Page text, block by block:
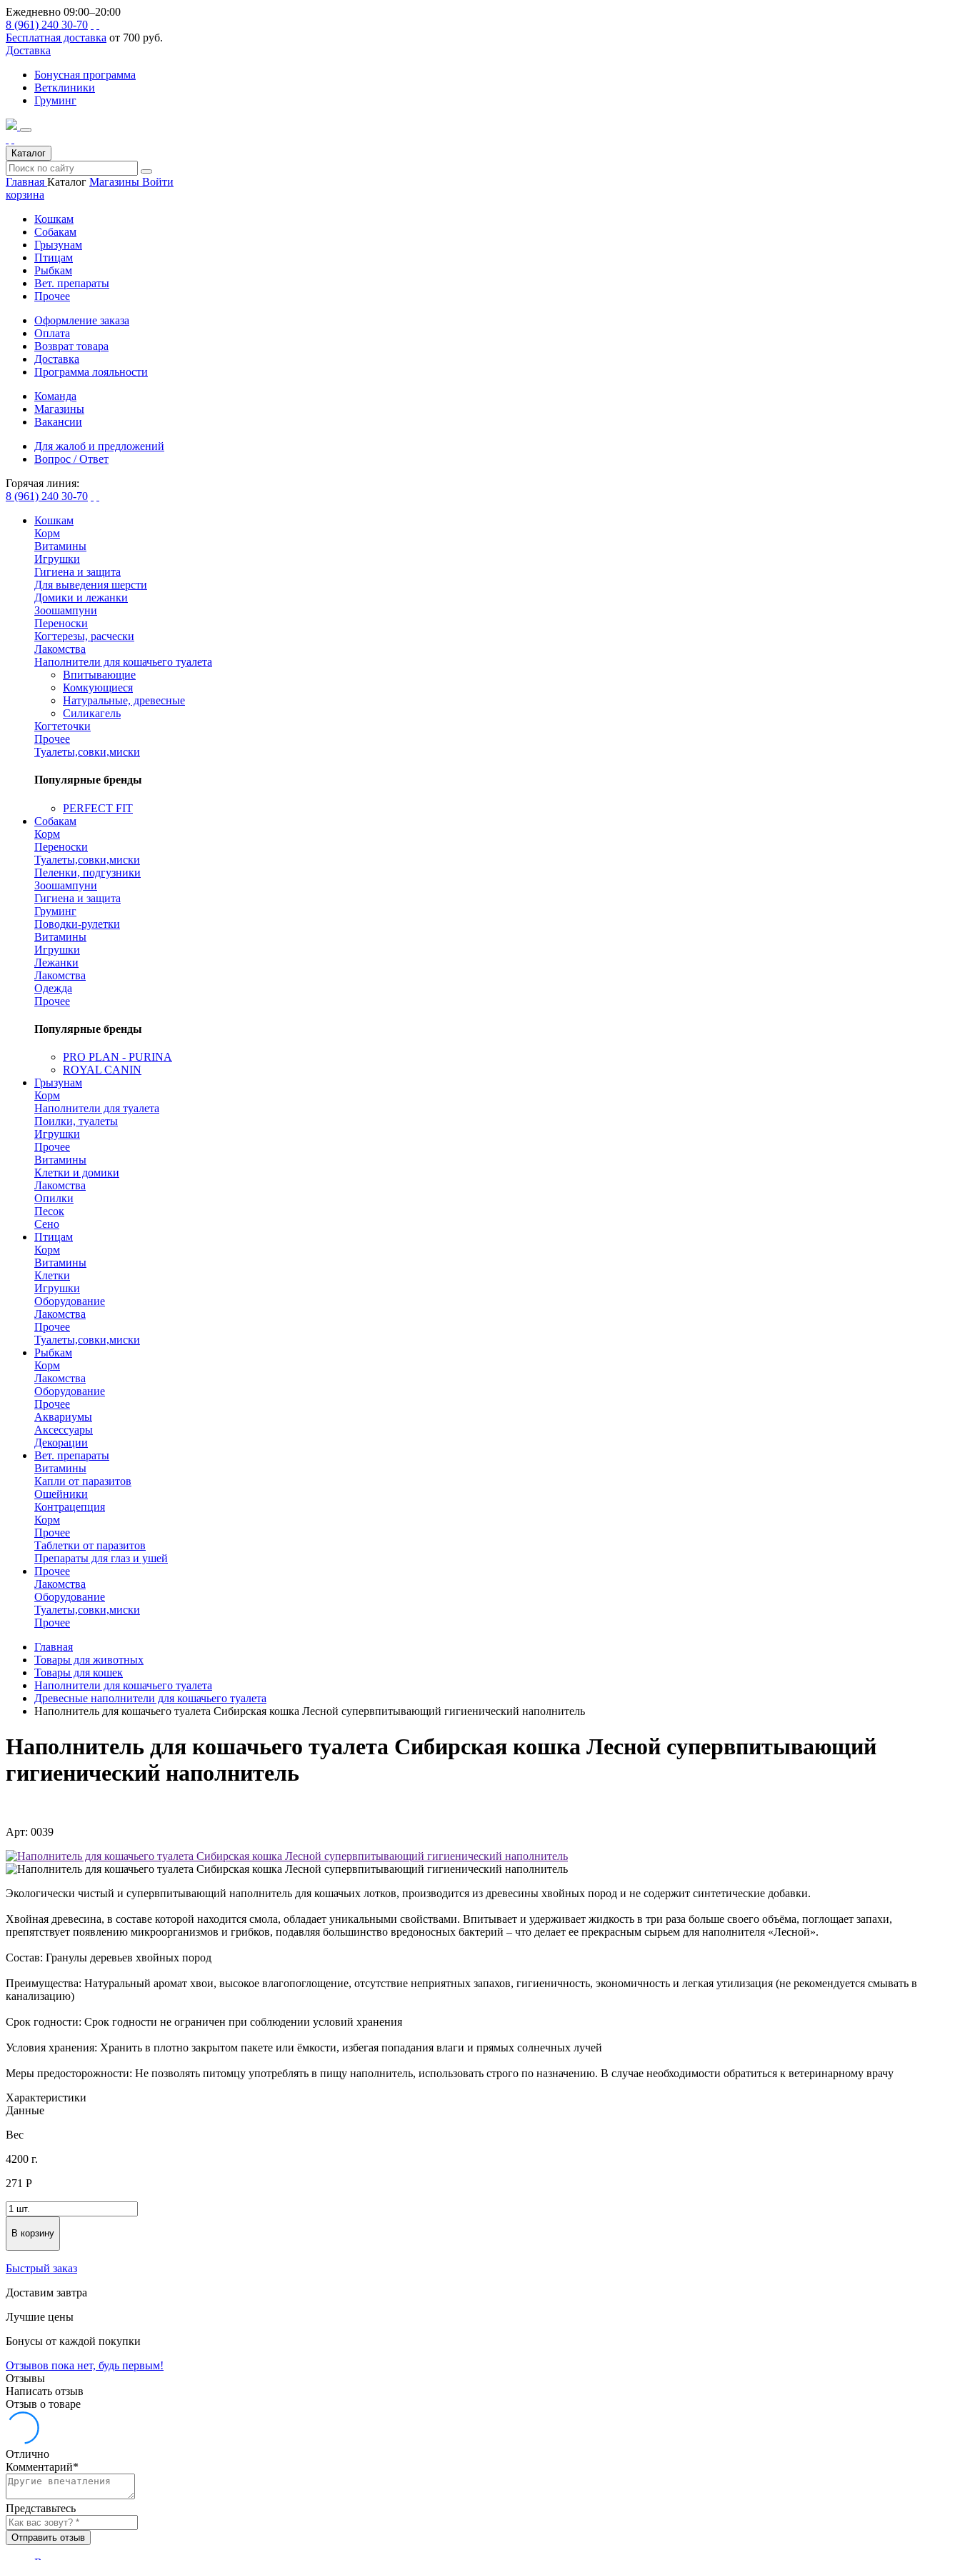
Ежедневно 09:00–20:00
8 (961) 240 30-70
Бесплатная доставка от 700 руб.
Доставка
Бонусная программа
Ветклиники
Груминг
Каталог
Главная Каталог Магазины Войти
корзина
Кошкам
Собакам
Грызунам
Птицам
Рыбкам
Вет. препараты
Прочее
Оформление заказа
Оплата
Возврат товара
Доставка
Программа лояльности
Команда
Магазины
Вакансии
Для жалоб и предложений
Вопрос / Ответ
Горячая линия:
8 (961) 240 30-70
Кошкам
Корм
Витамины
Игрушки
Гигиена и защита
Для выведения шерсти
Домики и лежанки
Зоошампуни
Переноски
Когтерезы, расчески
Лакомства
Наполнители для кошачьего туалета
Впитывающие
Комкующиеся
Натуральные, древесные
Силикагель
Когтеточки
Прочее
Туалеты,совки,миски
Популярные бренды
PERFECT FIT
Собакам
Корм
Переноски
Туалеты,совки,миски
Пеленки, подгузники
Зоошампуни
Гигиена и защита
Груминг
Поводки-рулетки
Витамины
Игрушки
Лежанки
Лакомства
Одежда
Прочее
Популярные бренды
PRO PLAN - PURINA
ROYAL CANIN
Грызунам
Корм
Наполнители для туалета
Поилки, туалеты
Игрушки
Прочее
Витамины
Клетки и домики
Лакомства
Опилки
Песок
Сено
Птицам
Корм
Витамины
Клетки
Игрушки
Оборудование
Лакомства
Прочее
Туалеты,совки,миски
Рыбкам
Корм
Лакомства
Оборудование
Прочее
Аквариумы
Аксессуары
Декорации
Вет. препараты
Витамины
Капли от паразитов
Ошейники
Контрацепция
Корм
Прочее
Таблетки от паразитов
Препараты для глаз и ушей
Прочее
Лакомства
Оборудование
Туалеты,совки,миски
Прочее
Главная
Товары для животных
Товары для кошек
Наполнители для кошачьего туалета
Древесные наполнители для кошачьего туалета
Наполнитель для кошачьего туалета Сибирская кошка Лесной супервпитывающий гигиенический наполнитель
Наполнитель для кошачьего туалета Сибирская кошка Лесной супервпитывающий
гигиенический наполнитель
Арт: 0039
Экологически чистый и супервпитывающий наполнитель для кошачьих лотков, производится из древесины хвойных пород и не содержит синтетические добавки.
Хвойная древесина, в составе которой находится смола, обладает уникальными свойствами. Впитывает и удерживает жидкость в три раза больше своего объёма, поглощает запахи,
препятствует появлению микроорганизмов и грибков, подавляя большинство вредоносных бактерий – что делает ее прекрасным сырьем для наполнителя «Лесной».
Состав: Гранулы деревьев хвойных пород
Преимущества: Натуральный аромат хвои, высокое влагопоглощение, отсутствие неприятных запахов, гигиеничность, экономичность и легкая утилизация (не рекомендуется смывать в
канализацию)
Срок годности: Срок годности не ограничен при соблюдении условий хранения
Условия хранения: Хранить в плотно закрытом пакете или ёмкости, избегая попадания влаги и прямых солнечных лучей
Меры предосторожности: Не позволять питомцу употреблять в пищу наполнитель, использовать строго по назначению. В случае необходимости обратиться к ветеринарному врачу
Характеристики
Данные
Вес
4200 г.
271 Р
В корзину
Быстрый заказ
Доставим завтра
Лучшие цены
Бонусы от каждой покупки
Отзывов пока нет, будь первым!
Отзывы
Написать отзыв
Отзыв о товаре
Отлично
Комментарий*
Представьтесь
Отправить отзыв